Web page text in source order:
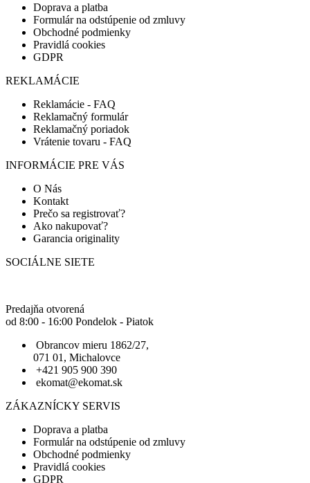
Doprava a platba
Formulár na odstúpenie od zmluvy
Obchodné podmienky
Pravidlá cookies
GDPR
REKLAMÁCIE
Reklamácie - FAQ
Reklamačný formulár
Reklamačný poriadok
Vrátenie tovaru - FAQ
INFORMÁCIE PRE VÁS
O Nás
Kontakt
Prečo sa registrovať?
Ako nakupovať?
Garancia originality
SOCIÁLNE SIETE
Predajňa otvorená
od 8:00 - 16:00 Pondelok - Piatok
Obrancov mieru 1862/27,
071 01, Michalovce
+421 905 900 390
ekomat@ekomat.sk
ZÁKAZNÍCKY SERVIS
Doprava a platba
Formulár na odstúpenie od zmluvy
Obchodné podmienky
Pravidlá cookies
GDPR